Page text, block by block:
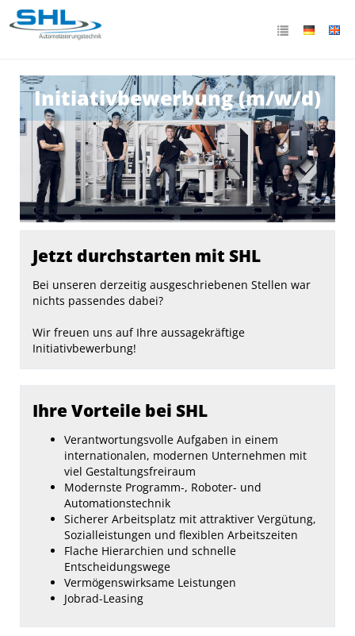
Initiativbewerbung (m/w/d)
Jetzt durchstarten mit SHL
Bei unseren derzeitig ausgeschriebenen Stellen war
nichts passendes dabei?
Wir freuen uns auf Ihre aussagekräftige
Initiativbewerbung!
Ihre Vorteile bei SHL
Verantwortungsvolle Aufgaben in einem
internationalen, modernen Unternehmen mit
viel Gestaltungsfreiraum
Modernste Programm-, Roboter- und
Automationstechnik
Sicherer Arbeitsplatz mit attraktiver Vergütung,
Sozialleistungen und flexiblen Arbeitszeiten
Flache Hierarchien und schnelle
Entscheidungswege
Vermögenswirksame Leistungen
Jobrad-Leasing